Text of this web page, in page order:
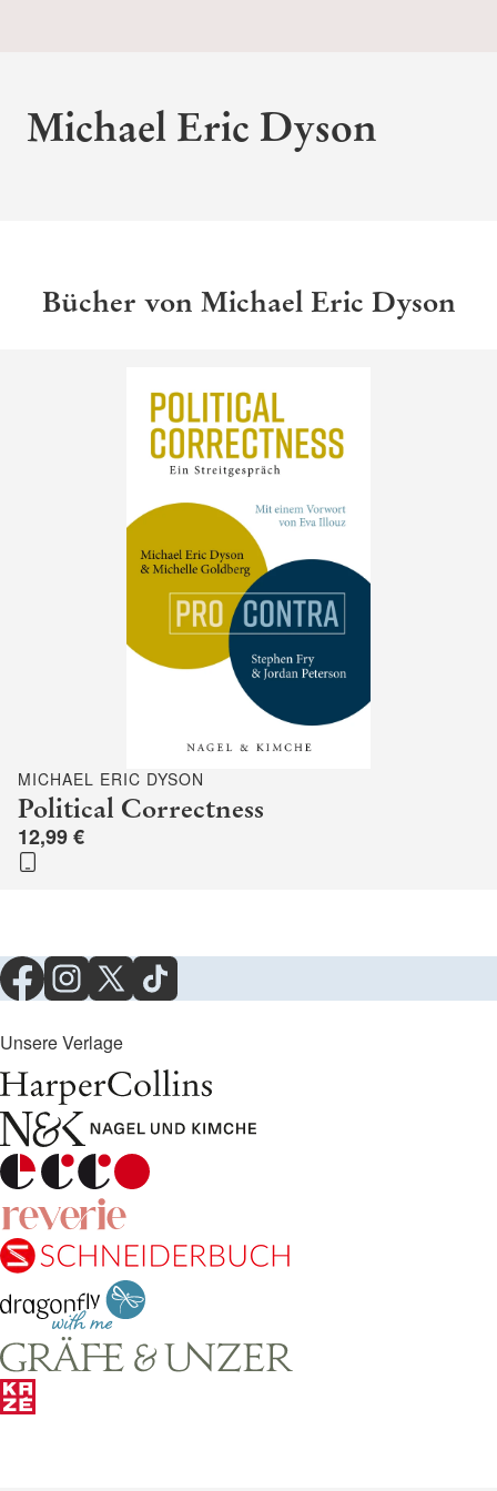
Michael Eric Dyson
Bücher von Michael Eric Dyson
MICHAEL ERIC DYSON
Political Correctness
12,99 €
Unsere Verlage